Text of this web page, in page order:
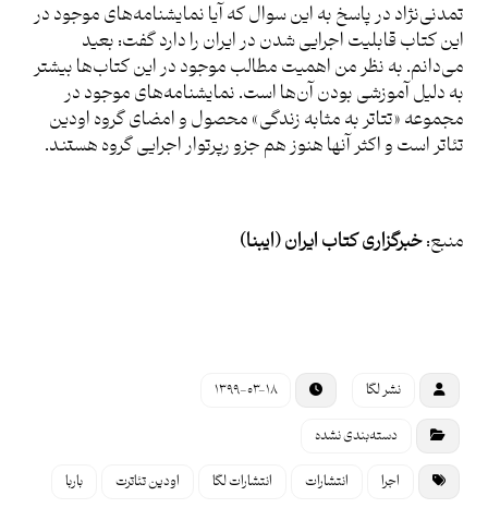
تمدنی‌نژاد در پاسخ به این سوال که آیا نمایشنامه‌های موجود در
این کتاب قابلیت اجرایی شدن در ایران را دارد گفت: بعید
می‌دانم. به نظر من اهمیت مطالب موجود در این کتاب‌ها بیشتر
به دلیل آموزشی بودن‌ آن‌ها است. نمایشنامه‌های موجود در
مجموعه «تتاتر به مثابه زندگی» محصول و امضای گروه اودین
تئاتر است و اکثر آن­ها هنوز هم جزو رپرتوار اجرایی گروه هستند.
منبع:خبرگزاری کتاب ایران (ایبنا)
نشر لگا ۱۳۹۹-۰۳-۱۸
دسته‌بندی نشده
اجرا انتشارات انتشارات لگا اودین تئاترت باربا